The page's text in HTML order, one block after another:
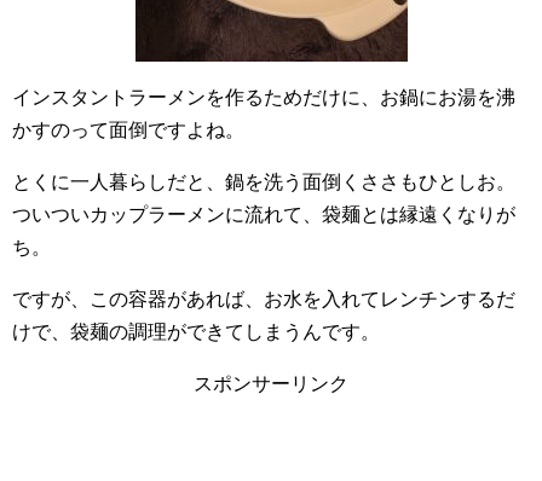
インスタントラーメンを作るためだけに、お鍋にお湯を沸
かすのって面倒ですよね。
とくに一人暮らしだと、鍋を洗う面倒くささもひとしお。
ついついカップラーメンに流れて、袋麺とは縁遠くなりが
ち。
ですが、この容器があれば、お水を入れてレンチンするだ
けで、袋麺の調理ができてしまうんです。
スポンサーリンク